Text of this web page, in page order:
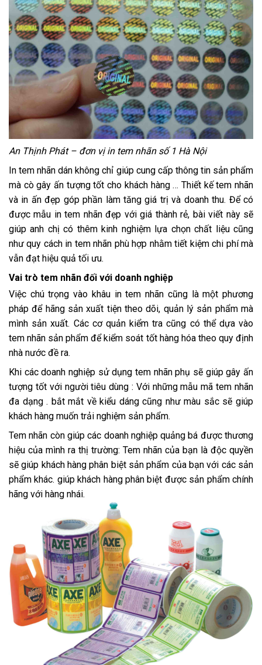
An Thịnh Phát – đơn vị in tem nhãn số 1 Hà Nội
In tem nhãn dán không chỉ giúp cung cấp thông tin sản phẩm
mà cò gây ấn tượng tốt cho khách hàng … Thiết kế tem nhãn
và in ấn đẹp góp phần làm tăng giá trị và doanh thu. Để có
được mẫu in tem nhãn đẹp với giá thành rẻ, bài viết này sẽ
giúp anh chị có thêm kinh nghiệm lựa chọn chất liệu cũng
như quy cách in tem nhãn phù hợp nhằm tiết kiệm chi phí mà
vẫn đạt hiệu quả tối ưu.
Vai trò tem nhãn đối với doanh nghiệp
Việc chú trọng vào khâu in tem nhãn cũng là một phương
pháp để hãng sản xuất tiện theo dõi, quản lý sản phẩm mà
mình sản xuất. Các cơ quản kiểm tra cũng có thể dựa vào
tem nhãn sản phẩm để kiểm soát tốt hàng hóa theo quy định
nhà nước đề ra.
Khi các doanh nghiệp sử dụng tem nhãn phụ sẽ giúp gây ấn
tượng tốt với người tiêu dùng : Với những mẫu mã tem nhãn
đa dạng . bắt mắt về kiểu dáng cũng như màu sắc sẽ giúp
khách hàng muốn trải nghiệm sản phẩm.
Tem nhãn còn giúp các doanh nghiệp quảng bá được thương
hiệu của mình ra thị trường: Tem nhãn của bạn là độc quyền
sẽ giúp khách hàng phân biệt sản phẩm của bạn với các sản
phẩm khác. giúp khách hàng phân biệt được sản phẩm chính
hãng với hàng nhái.